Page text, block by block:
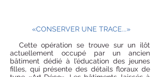
«CONSERVER UNE TRACE...»
Cette opération se trouve sur un ilôt
actuellement occupé par un ancien
bâtiment dédié à l’éducation des jeunes
filles, qui présente des détails floraux de